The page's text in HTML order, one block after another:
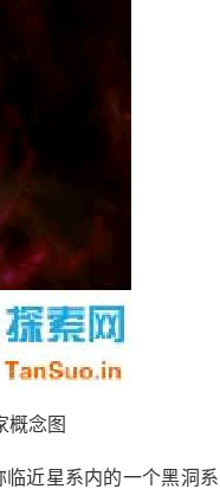
概念图
临近星系内的一个黑洞系